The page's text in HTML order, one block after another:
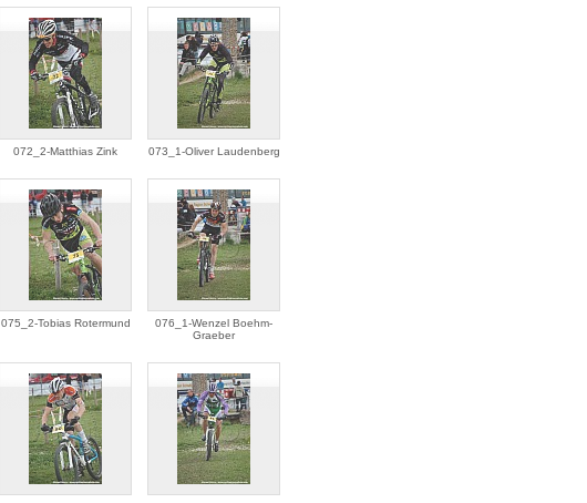
072_2-Matthias Zink 073_1-Oliver Laudenberg
075_2-Tobias Rotermund
076_1-Wenzel Boehm-
Graeber